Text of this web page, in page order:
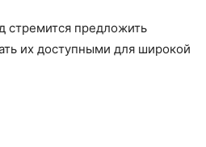
стремится предложить
их доступными для широкой